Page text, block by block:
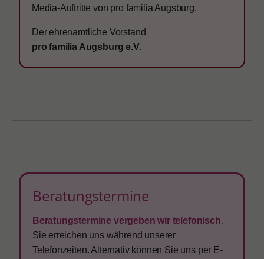
Media-Auftritte von pro familia Augsburg.
Der ehrenamtliche Vorstand
pro familia Augsburg e.V.
Beratungstermine
Beratungstermine vergeben wir telefonisch.
Sie erreichen uns während unserer
Telefonzeiten. Alternativ können Sie uns per E-